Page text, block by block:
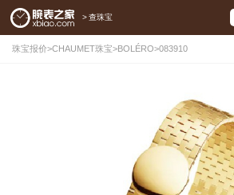
> 查珠宝
珠宝报价>CHAUMET珠宝>BOLÉRO>083910